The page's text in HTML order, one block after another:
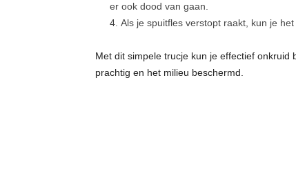
er ook dood van gaan.
Als je spuitfles verstopt raakt, kun je
Met dit simpele trucje kun je effectief
prachtig en het milieu beschermd.